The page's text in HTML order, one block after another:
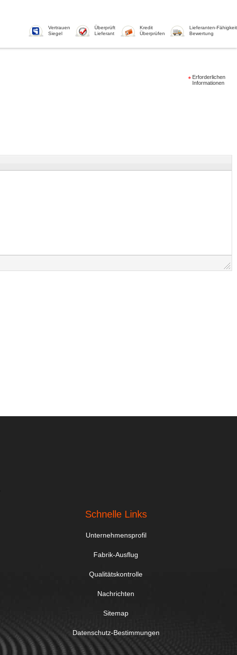
Vertrauen
Siegel
Überprüft
Lieferant
Kredit
Überprüfen
Lieferanten-Fähigkeit
Bewertung
Erforderlichen
Informationen
Schnelle Links
Unternehmensprofil
Fabrik-Ausflug
Qualitätskontrolle
Nachrichten
Sitemap
Datenschutz-Bestimmungen